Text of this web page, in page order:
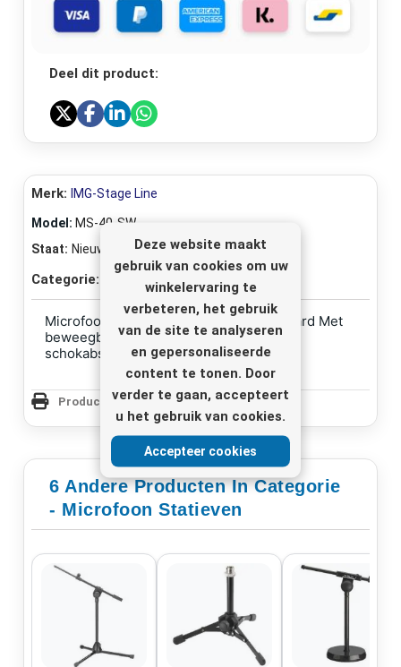
Deze website maakt
gebruik van cookies om uw
winkelervaring te
verbeteren, het gebruik
van de site te analyseren
en gepersonaliseerde
content te tonen. Door
verder te gaan, accepteert
u het gebruik van cookies.
Accepteer cookies
Deel dit product:
Merk: IMG-Stage Line
Model: MS-40-SW
Staat: Nieuw
Categorie: Microfoon Statieven
Microfoonstatief Microfoon vloerstandaard Met
beweegbare verlengarm (72cm) en
schokabsorberend vouwbare voet
Productpagina Afdrukken
6 Andere Producten In Categorie
- Microfoon Statieven